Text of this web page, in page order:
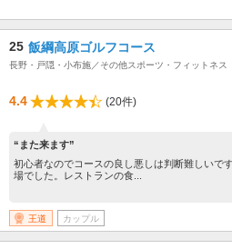
25 飯綱高原ゴルフコース
長野・戸隠・小布施／その他スポーツ・フィットネス
4.4 (20件)
“また来ます”
初心者なのでコースの良し悪しは判断難しいで
場でした。レストランの食...
王道 カップル